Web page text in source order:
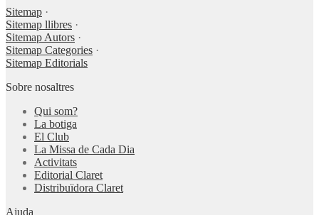
Sitemap ·
Sitemap llibres ·
Sitemap Autors ·
Sitemap Categories ·
Sitemap Editorials
Sobre nosaltres
Qui som?
La botiga
El Club
La Missa de Cada Dia
Activitats
Editorial Claret
Distribuïdora Claret
Ajuda